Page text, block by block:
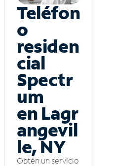
Teléfon
o
residen
cial
Spectr
um
en Lagr
angevil
le, NY
Obtén un servicio